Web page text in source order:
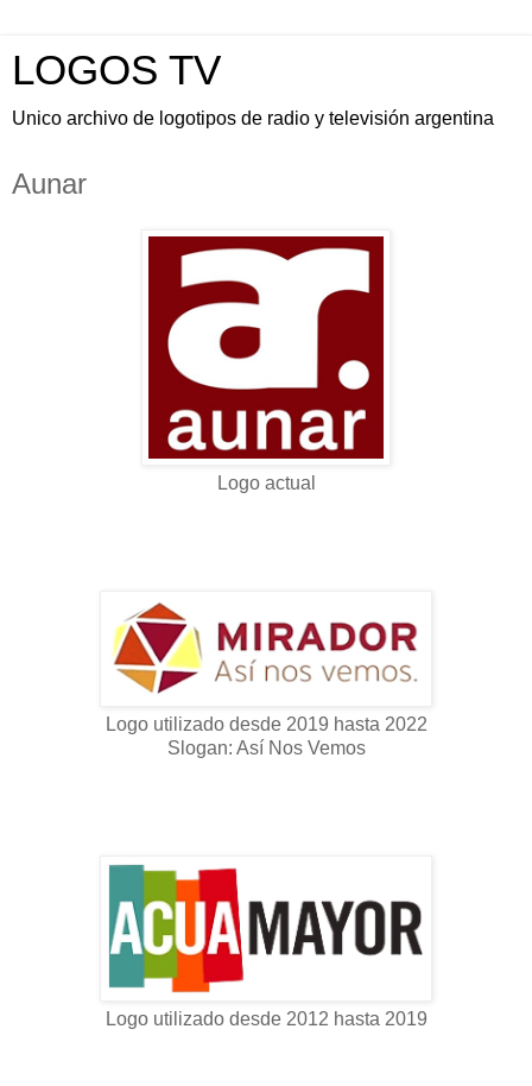
LOGOS TV
Unico archivo de logotipos de radio y televisión argentina
Aunar
Logo actual
Logo utilizado desde 2019 hasta 2022
Slogan: Así Nos Vemos
Logo utilizado desde 2012 hasta 2019